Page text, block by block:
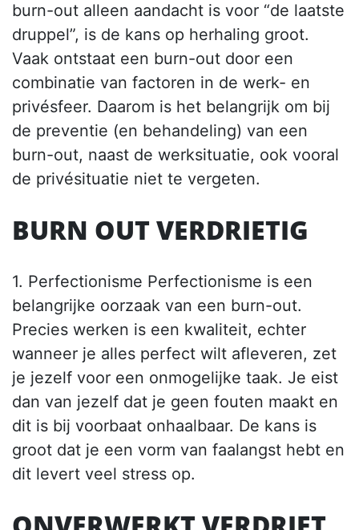
burn-out alleen aandacht is voor “de laatste
druppel”, is de kans op herhaling groot.
Vaak ontstaat een burn-out door een
combinatie van factoren in de werk- en
privésfeer. Daarom is het belangrijk om bij
de preventie (en behandeling) van een
burn-out, naast de werksituatie, ook vooral
de privésituatie niet te vergeten.
BURN OUT VERDRIETIG
1. Perfectionisme Perfectionisme is een
belangrijke oorzaak van een burn-out.
Precies werken is een kwaliteit, echter
wanneer je alles perfect wilt afleveren, zet
je jezelf voor een onmogelijke taak. Je eist
dan van jezelf dat je geen fouten maakt en
dit is bij voorbaat onhaalbaar. De kans is
groot dat je een vorm van faalangst hebt en
dit levert veel stress op.